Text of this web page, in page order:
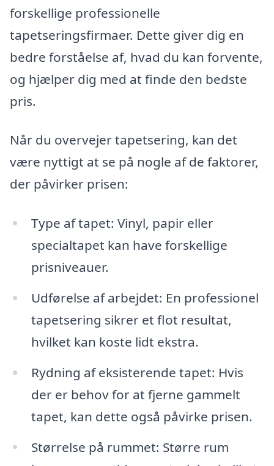
forskellige professionelle
tapetseringsfirmaer. Dette giver dig en
bedre forståelse af, hvad du kan forvente,
og hjælper dig med at finde den bedste
pris.
Når du overvejer tapetsering, kan det
være nyttigt at se på nogle af de faktorer,
der påvirker prisen:
Type af tapet: Vinyl, papir eller
specialtapet kan have forskellige
prisniveauer.
Udførelse af arbejdet: En professionel
tapetsering sikrer et flot resultat,
hvilket kan koste lidt ekstra.
Rydning af eksisterende tapet: Hvis
der er behov for at fjerne gammelt
tapet, kan dette også påvirke prisen.
Størrelse på rummet: Større rum